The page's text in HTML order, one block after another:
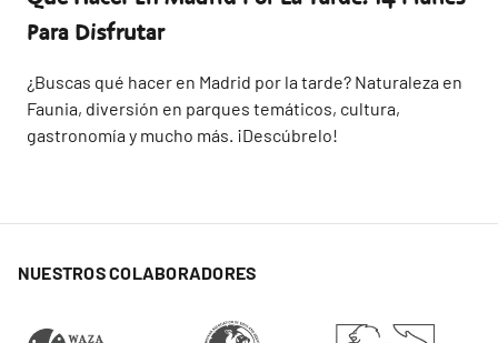
Para Disfrutar
¿Buscas qué hacer en Madrid por la tarde? Naturaleza en
Faunia, diversión en parques temáticos, cultura,
gastronomía y mucho más. ¡Descúbrelo!
NUESTROS COLABORADORES